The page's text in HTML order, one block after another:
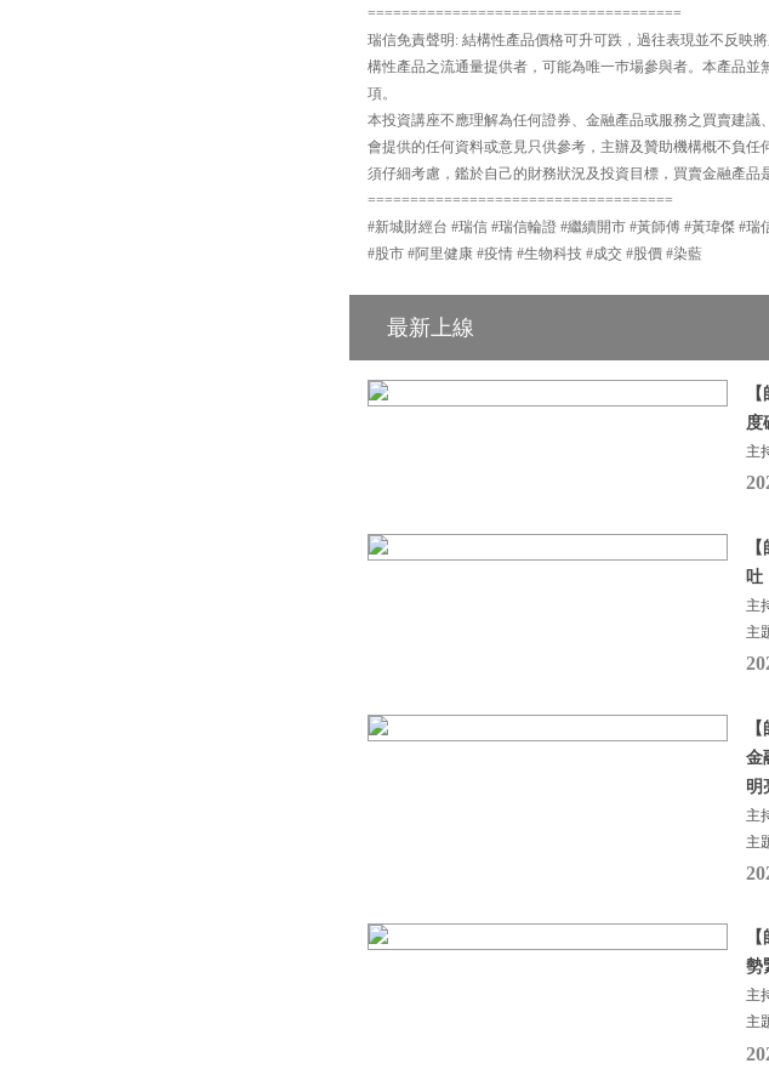
=====================================
瑞信免責聲明: 結構性產品價格可升可跌，過往表現並不反映
構性產品之流通量提供者，可能為唯一巿場參與者。本產品
項。
本投資講座不應理解為任何證券、金融產品或服務之買賣建
會提供的任何資料或意見只供參考，主辦及贊助機構概不負
須仔細考慮，鑑於自己的財務狀況及投資目標，買賣金融產品
====================================
#新城財經台 #瑞信 #瑞信輪證 #繼續開市 #黃師傅 #黃瑋傑 #
#股市 #阿里健康 #疫情 #生物科技 #成交 #股價 #染藍
最新上線
度
主
吐
主
主
金
明
主
主
勢
主
主